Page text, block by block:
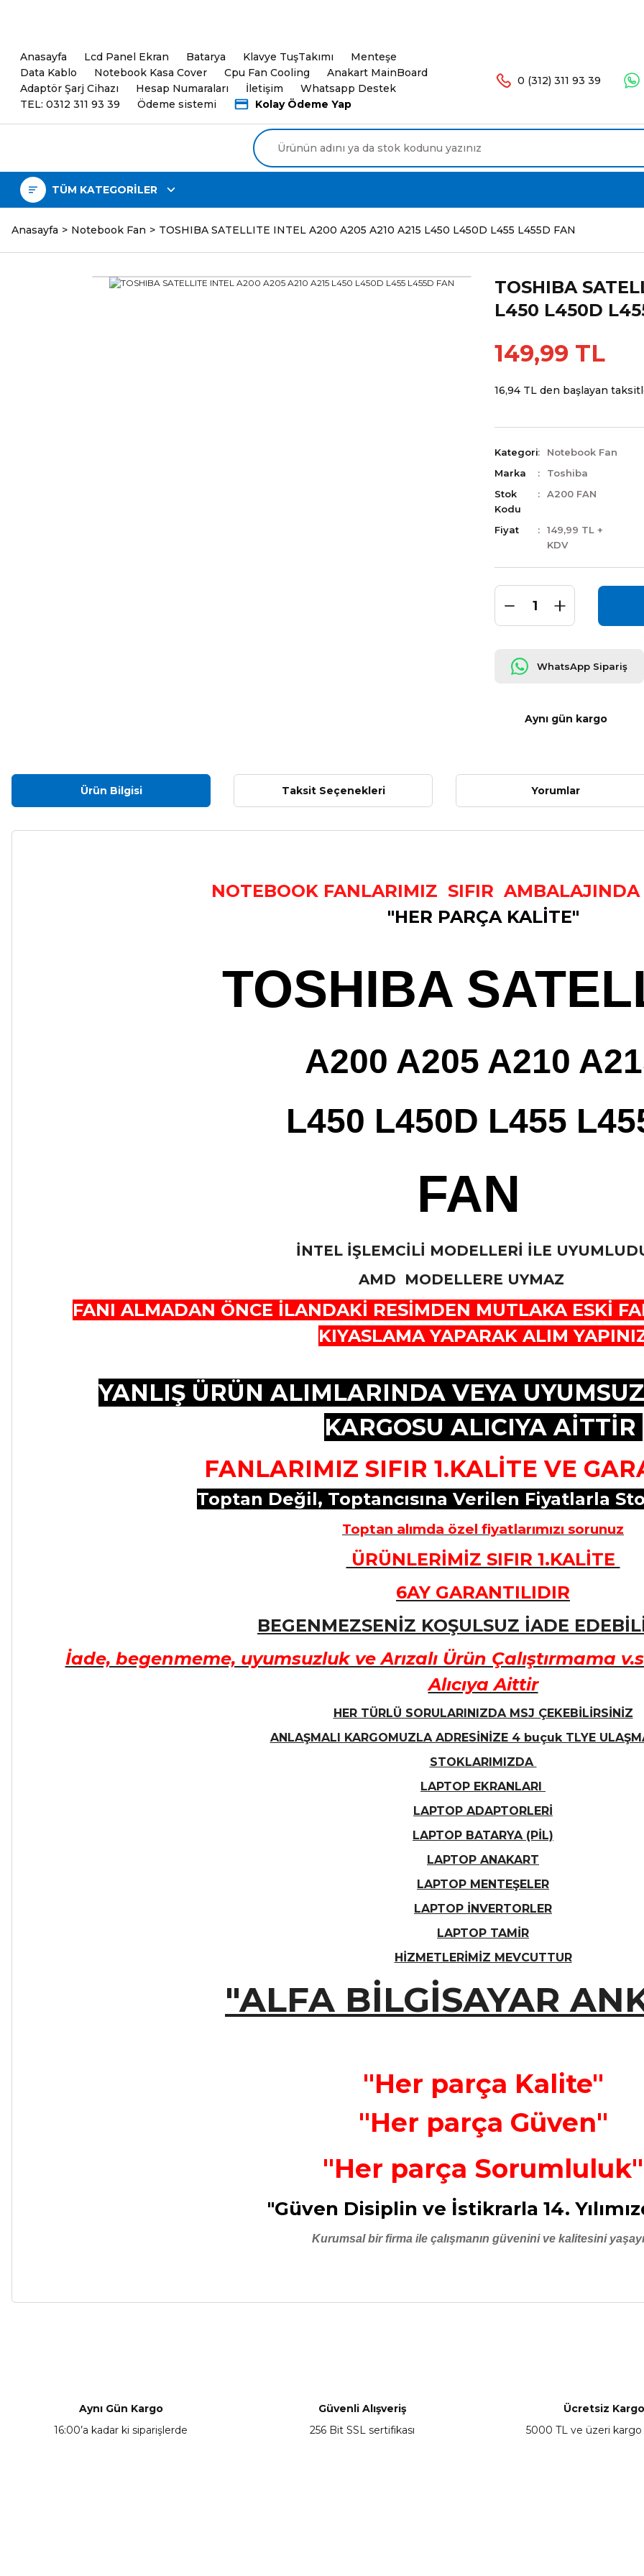
Anasayfa Lcd Panel Ekran Batarya Klavye TuşTakımı
Menteşe
Data Kablo
Notebook Kasa Cover Cpu Fan Cooling
Anakart MainBoard
Adaptör Şarj Cihazı
Hesap Numaraları İletişim
Whatsapp Destek
TEL: 0312 311 93 39
Ödeme sistemi Kolay Ödeme Yap
0 (312) 311 93 39
TÜM KATEGORİLER
Anasayfa Notebook Fan TOSHIBA SATELLITE INTEL A200 A205 A210 A215 L450 L450D L455 L455D FAN
TOSHIBA
L450 L450D
149,99 TL
16,94 TL den başlayan
Kategori
Notebook Fan
Marka
Toshiba
Stok
Kodu
A200 FAN
Fiyat
149,99 TL +
KDV
WhatsApp Sipariş
Aynı gün kargo
Ürün Bilgisi Taksit Seçenekleri Yorumlar
NOTEBOOK FANLARIMIZ SIFIR AMBALAJINDA
"HER PARÇA KALİTE"
TOSHIBA
A200 A205 A210
L450 L450D L455
FAN
İNTEL İŞLEMCİLİ MODELLERİ İLE
AMD MODELLERE UYMAZ
FANI ALMADAN ÖNCE İLANDAKİ RESİMDEN MUTLAKA ESKİ
KIYASLAMA YAPARAK ALIM
YANLIŞ ÜRÜN ALIMLARINDA VEYA
KARGOSU ALICIYA AİTTİR
FANLARIMIZ SIFIR 1.KALİTE VE
Toptan Değil, Toptancısına Verilen Fiyatlarla
Toptan alımda özel fiyatlarımızı sorunuz
ÜRÜNLERİMİZ SIFIR 1.KALİTE
6AY GARANTILIDIR
BEGENMEZSENİZ KOŞULSUZ İADE
İade, begenmeme, uyumsuzluk ve Arızalı Ürün Çalıştırmama
Alıcıya Aittir
HER TÜRLÜ SORULARINIZDA MSJ ÇEKEBİLİRSİNİZ
ANLAŞMALI KARGOMUZLA ADRESİNİZE 4 buçuk TLYE
STOKLARIMIZDA
LAPTOP EKRANLARI
LAPTOP ADAPTORLERİ
LAPTOP BATARYA (PİL)
LAPTOP ANAKART
LAPTOP MENTEŞELER
LAPTOP İNVERTORLER
LAPTOP TAMİR
HİZMETLERİMİZ MEVCUTTUR
"ALFA BİLGİSAYAR
"Her parça Kalite"
"Her parça Güven"
"Her parça Sorumluluk"
"Güven Disiplin ve İstikrarla 14.
Kurumsal bir firma ile çalışmanın güvenini ve kalitesini
Ürün açıklamasında eksik bilgiler bulunuyor.
Ürün bilgilerinde hatalar bulunuyor.
Aynı Gün Kargo
16:00’a kadar ki siparişlerde
Güvenli Alışveriş
256 Bit SSL sertifikası
Ücretsiz Kargo
5000 TL ve üzeri kargo